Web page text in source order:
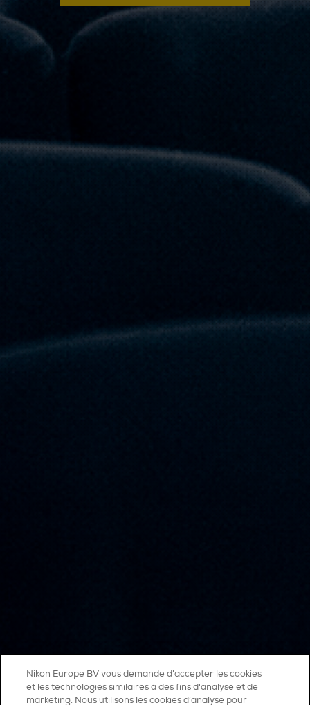
Nikon Europe BV vous demande d'accepter les cookies
et les technologies similaires à des fins d'analyse et de
marketing. Nous utilisons les cookies d’analyse pour